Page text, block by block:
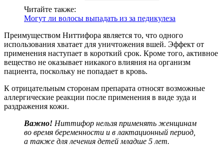
Читайте также:
Могут ли волосы выпадать из за педикулеза
Преимуществом Ниттифора является то, что одного
использования хватает для уничтожения вшей. Эффект от
применения наступает в короткий срок. Кроме того, активное
вещество не оказывает никакого влияния на организм
пациента, поскольку не попадает в кровь.
К отрицательным сторонам препарата относят возможные
аллергические реакции после применения в виде зуда и
раздражения кожи.
Важно! Ниттифор нельзя применять женщинам
во время беременности и в лактационный период,
а также для лечения детей младше 5 лет.